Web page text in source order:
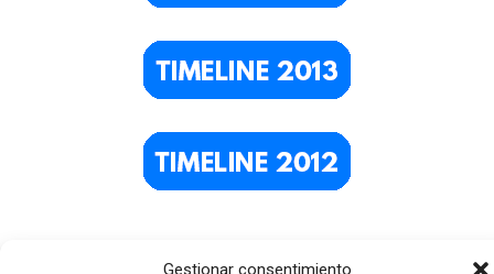
Gestionar consentimiento